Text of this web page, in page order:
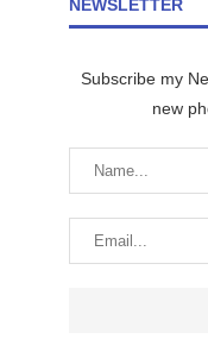
NEWSLETTER
Subscribe my
new